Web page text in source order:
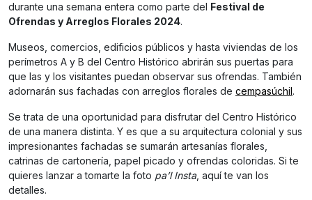
durante una semana entera como parte del
Festival de
Ofrendas y Arreglos Florales 2024.
Museos, comercios, edificios públicos y hasta viviendas de los
perímetros A y B del Centro Histórico abrirán sus puertas para
que las y los visitantes puedan observar sus ofrendas. También
adornarán sus fachadas con arreglos florales de cempasúchil .
Se trata de una oportunidad para disfrutar del Centro Histórico
de una manera distinta. Y es que a su arquitectura colonial y sus
impresionantes fachadas se sumarán artesanías florales,
catrinas de cartonería, papel picado y ofrendas coloridas. Si te
quieres lanzar a tomarte la foto pa’l Insta, aquí te van los
detalles.